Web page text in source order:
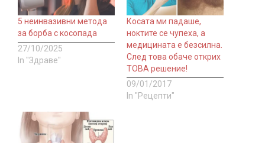
5 неинвазивни метода
за борба с косопада
27/10/2025
In "Здраве"
Косата ми падаше,
ноктите се чупеха, а
медицината е безсилна.
След това обаче открих
ТОВА решение!
09/01/2017
In "Рецепти"